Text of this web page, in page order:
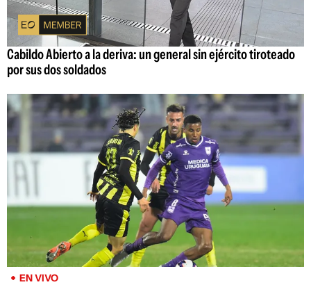
Cabildo Abierto a la deriva: un general sin ejército tiroteado
por sus dos soldados
EN VIVO